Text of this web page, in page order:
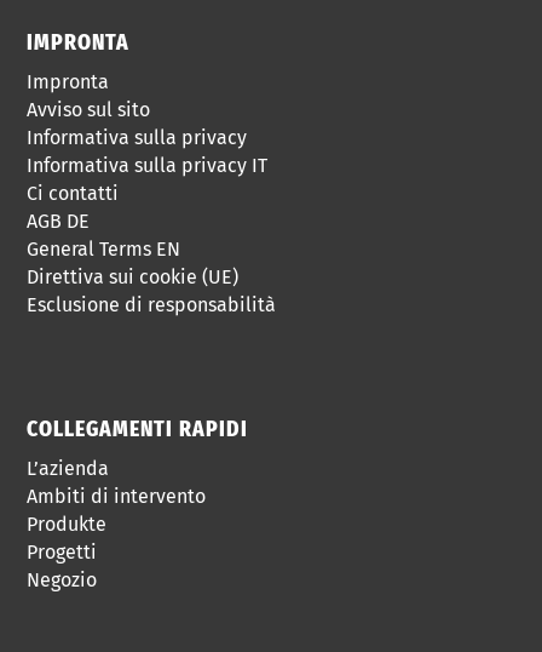
IMPRONTA
Impronta
Avviso sul sito
Informativa sulla privacy
Informativa sulla privacy IT
Ci contatti
AGB DE
General Terms EN
Direttiva sui cookie (UE)
Esclusione di responsabilità
COLLEGAMENTI RAPIDI
L’azienda
Ambiti di intervento
Produkte
Progetti
Negozio